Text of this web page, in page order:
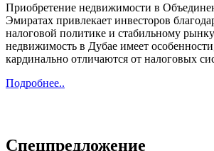
Приобретение недвижимости в
Эмиратах привлекает инвесторов
налоговой политике и стабильному
недвижимость в Дубае имеет
кардинально отличаются от налоговых
Подробнее..
Спецпредложение